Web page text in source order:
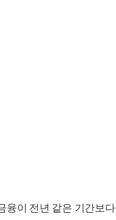
융이 전년 같은 기간보